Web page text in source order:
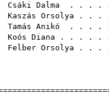
Csáki Dalma . . . .
Kaszás Orsolya . . .
Tamás Anikó . . . .
Koós Diana . . . . .
Felber Orsolya . . .